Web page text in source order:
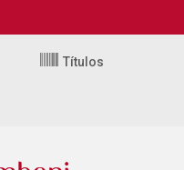
Títulos